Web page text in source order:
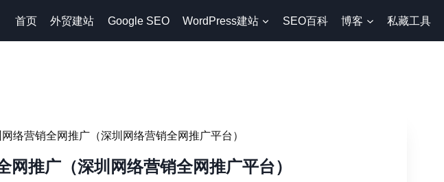
首页 外贸建站 Google SEO WordPress建站 SEO百科 博客 私藏工具
络营销全网推广（深圳网络营销全网推广平台）
网推广（深圳网络营销全网推广平台）